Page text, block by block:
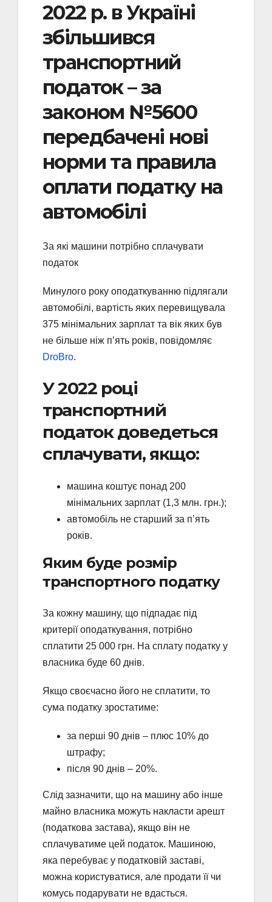
2022 р. в Україні
збільшився
транспортний
податок – за
законом №5600
передбачені нові
норми та правила
оплати податку на
автомобілі
За які машини потрібно сплачувати
податок
Минулого року оподаткуванню підлягали
автомобілі, вартість яких перевищувала
375 мінімальних зарплат та вік яких був
не більше ніж п’ять років, повідомляє
DroBro.
У 2022 році
транспортний
податок доведеться
сплачувати, якщо:
машина коштує понад 200
мінімальних зарплат (1,3 млн. грн.);
автомобіль не старший за п’ять
років.
Яким буде розмір
транспортного податку
За кожну машину, що підпадає під
критерії оподаткування, потрібно
сплатити 25 000 грн. На сплату податку у
власника буде 60 днів.
Якщо своєчасно його не сплатити, то
сума податку зростатиме:
за перші 90 днів – плюс 10% до
штрафу;
після 90 днів – 20%.
Слід зазначити, що на машину або інше
майно власника можуть накласти арешт
(податкова застава), якщо він не
сплачуватиме цей податок. Машиною,
яка перебуває у податковій заставі,
можна користуватися, але продати її чи
комусь подарувати не вдасться.